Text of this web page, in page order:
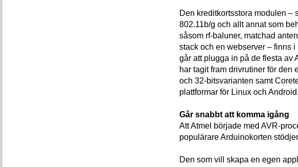
Den kreditkortsstora modulen –
802.11b/g och allt annat som
såsom rf-baluner, matchad
stack och en webserver – finns
går att plugga in på de flesta av
har tagit fram drivrutiner för den
och 32-bitsvarianten samt
plattformar för Linux och Android.
Går snabbt att komma igång
Att Atmel började med AVR-
populärare Arduinokorten
Den som vill skapa en egen